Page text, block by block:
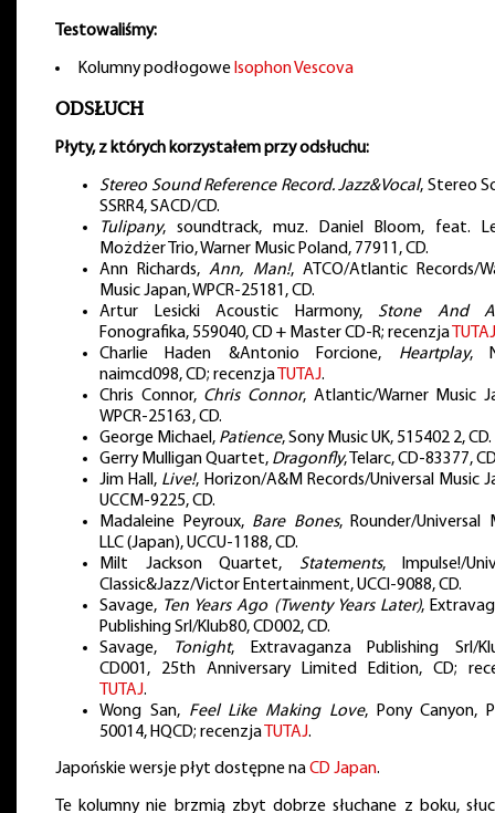
Testowaliśmy:
Kolumny podłogowe Isophon Vescova
ODSŁUCH
Płyty, z których korzystałem przy odsłuchu:
Stereo Sound Reference Record. Jazz&Vocal, Stereo
SSRR4, SACD/CD.
Tulipany, soundtrack, muz. Daniel Bloom, feat.
Możdżer Trio, Warner Music Poland, 77911, CD.
Ann Richards,Ann, Man!, ATCO/Atlantic Records/
Music Japan, WPCR-25181, CD.
Artur Lesicki Acoustic Harmony, Stone And
Fonografika, 559040, CD + Master CD-R; recenzjaTUTAJ
Charlie Haden &Antonio Forcione, Heartplay,
naimcd098, CD; recenzjaTUTAJ.
Chris Connor, Chris Connor, Atlantic/Warner Music
WPCR-25163, CD.
George Michael, Patience, Sony Music UK, 515402 2, CD.
Gerry Mulligan Quartet, Dragonfly, Telarc, CD-83377,
Jim Hall, Live!, Horizon/A&M Records/Universal Music
UCCM-9225, CD.
Madaleine Peyroux, Bare Bones, Rounder/Universal
LLC (Japan), UCCU-1188, CD.
Milt Jackson Quartet, Statements, Impulse!/
Classic&Jazz/Victor Entertainment, UCCI-9088, CD.
Savage, Ten Years Ago (Twenty Years Later),
Publishing Srl/Klub80, CD002, CD.
Savage,
Tonight, Extravaganza Publishing Srl/
CD001, 25th Anniversary Limited Edition, CD;
TUTAJ.
Wong San, Feel Like Making Love, Pony Canyon,
50014, HQCD; recenzjaTUTAJ.
Japońskie wersje płyt dostępne naCD Japan.
Te kolumny nie brzmią zbyt dobrze słuchane z boku,